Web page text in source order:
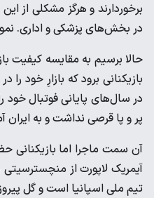
برخوردارند و هرگز مشکلی از
در بخش‌های پزشکی و اداری.
حالا برسیم به مقایسه کیفیت
بازیکنانی برود که بازارِ خود
در سال‌های پایانی فوتبال خود
پر و پا قرصی نداشت و به ایران
آن سمت ماجرا اما بازیکنانی
آیمریک لاپورت از
تیم ملی اسپانیا است و گل